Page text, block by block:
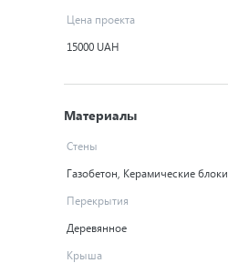
Цена проекта
15000 UAH
Материалы
Стены
Газобетон, Керамические блоки
Перекрытия
Деревянное
Крыша